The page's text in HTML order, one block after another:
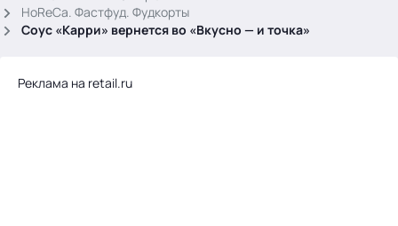
HoReCa. Фастфуд. Фудкорты
Соус «Карри» вернется во «Вкусно — и точка»
Реклама на retail.ru